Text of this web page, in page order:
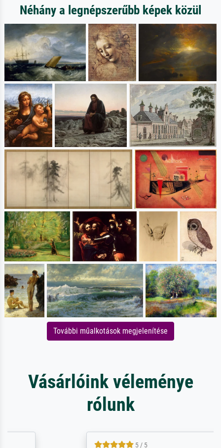
Néhány a legnépszerűbb képek közül
További műalkotások megjelenítése
Vásárlóink véleménye
rólunk